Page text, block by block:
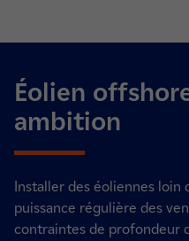
Éolien
ambition
Installer des éoliennes loin
puissance régulière des
contraintes de profondeur